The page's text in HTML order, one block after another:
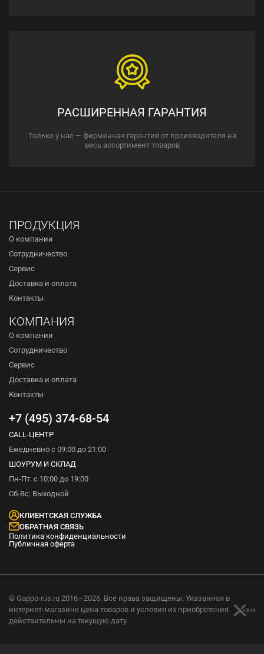
РАСШИРЕННАЯ ГАРАНТИЯ
Только у нас — фирменная гарантия от производителя на
весь ассортимент товаров
ПРОДУКЦИЯ
О компании
Сотрудничество
Сервис
Доставка и оплата
Контакты
КОМПАНИЯ
О компании
Сотрудничество
Сервис
Доставка и оплата
Контакты
+7 (495) 374-68-54
CALL-ЦЕНТР
Ежедневно с 09:00 до 21:00
ШОУРУМ И СКЛАД
Пн-Пт: с 10:00 до 19:00
Сб-Вс: Выходной
КЛИЕНТСКАЯ СЛУЖБА
ОБРАТНАЯ СВЯЗЬ
Политика конфиденциальности
Публичная оферта
© Gappo-rus.ru 2016—2026. Все права защищены. Указанная в
интернет-магазине цена товаров и условия их приобретения
действительны на текущую дату.